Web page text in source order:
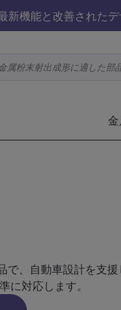
機能と改善された
金属粉末射出成形に適した部
で、自動車設計を支
に対応します。